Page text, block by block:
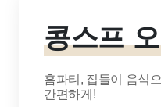
콩스프
홈파티, 집들이 음식
간편하게!